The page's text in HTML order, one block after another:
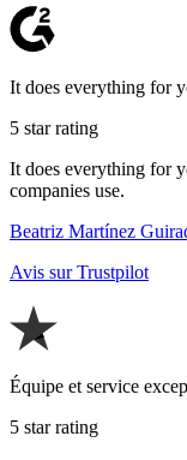
It does everything for
5 star rating
It does everything for
companies use.
Beatriz Martínez
Avis sur Trustpilot
Équipe et service
5 star rating